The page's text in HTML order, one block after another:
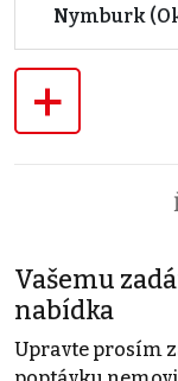
Nymburk
+
Vašemu
nabídka
Upravte prosím